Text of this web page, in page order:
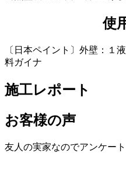
使
〔日本ペイント〕外壁：
料ガイナ
施工レポート
お客様の声
友人の実家なのでアンケー